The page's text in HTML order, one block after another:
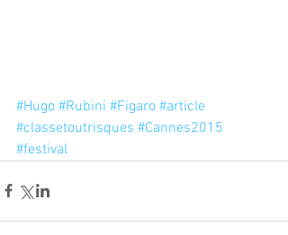
#Hugo #Rubini #Figaro #article
#classetoutrisques #Cannes2015
#festival